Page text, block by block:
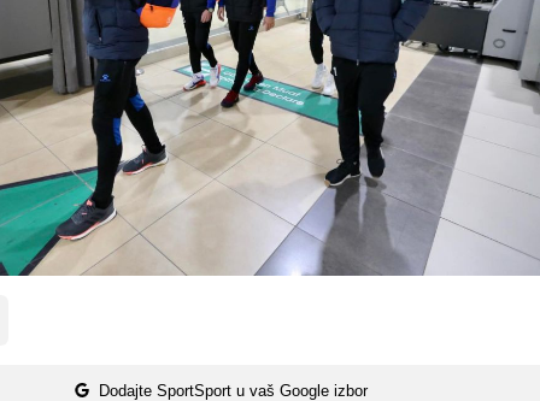
Dodajte SportSport u vaš Google izbor